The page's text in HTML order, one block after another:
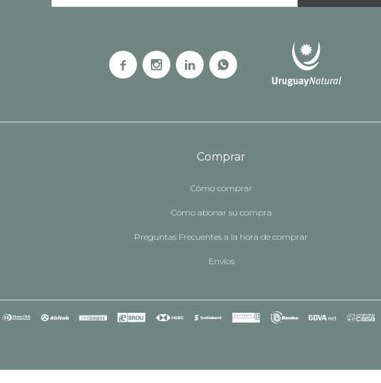
Comprar
Cómo comprar
Cómo abonar su compra
Preguntas Frecuentes a la hora de comprar
Envíos
   